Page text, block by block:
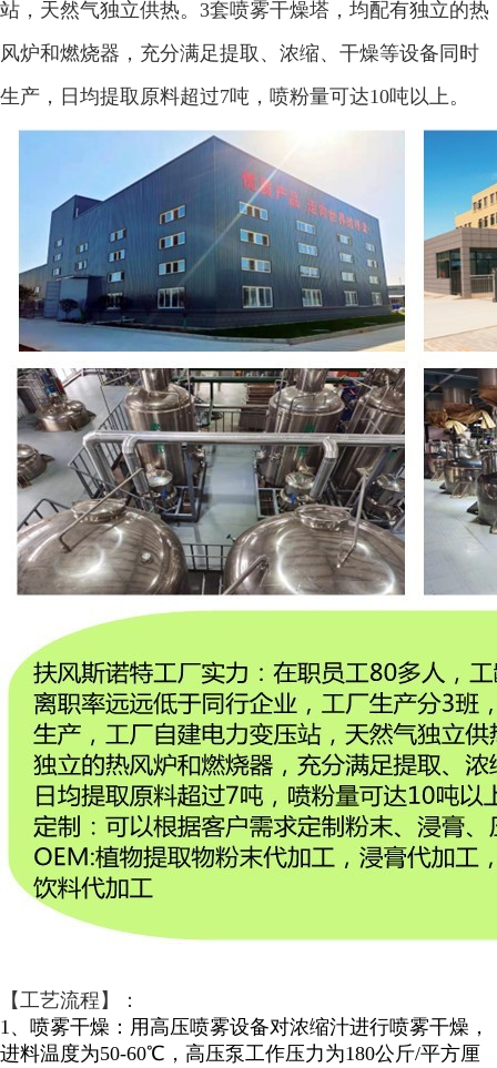
站，天然气独立供热。3套喷雾干燥塔，均配有独立的热
风炉和燃烧器，充分满足提取、浓缩、干燥等设备同时
生产，日均提取原料超过7吨，喷粉量可达10吨以上。
【工艺流程】：
1、喷雾干燥：用高压喷雾设备对浓缩汁进行喷雾干燥，
进料温度为50-60℃，高压泵工作压力为180公斤/平方厘